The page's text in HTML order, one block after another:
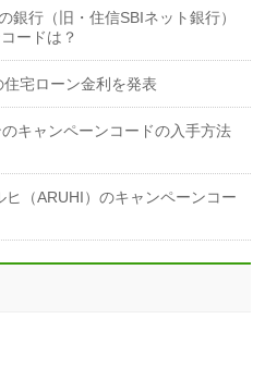
銀行（旧・住信SBIネット銀行）
ードは？
宅ローン金利を発表
キャンペーンコードの入手方法
ヒ（ARUHI）のキャンペーンコー